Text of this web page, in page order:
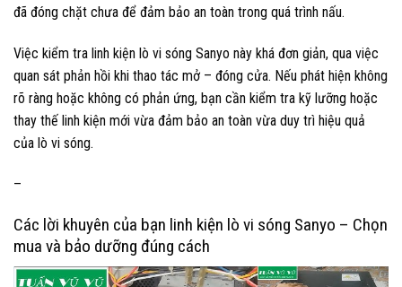
đã đóng chặt chưa để đảm bảo an toàn trong quá trình nấu.
Việc kiểm tra linh kiện lò vi sóng Sanyo này khá đơn giản, qua việc
quan sát phản hồi khi thao tác mở – đóng cửa. Nếu phát hiện không
rõ ràng hoặc không có phản ứng, bạn cần kiểm tra kỹ lưỡng hoặc
thay thế linh kiện mới vừa đảm bảo an toàn vừa duy trì hiệu quả
của lò vi sóng.
–
Các lời khuyên của bạn linh kiện lò vi sóng Sanyo – Chọn
mua và bảo dưỡng đúng cách